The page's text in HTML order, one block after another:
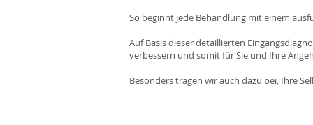
So beginnt jede Behandlung mit einem
Auf Basis dieser detaillierten
verbessern und somit für Sie und Ihre
Besonders tragen wir auch dazu bei, Ihre